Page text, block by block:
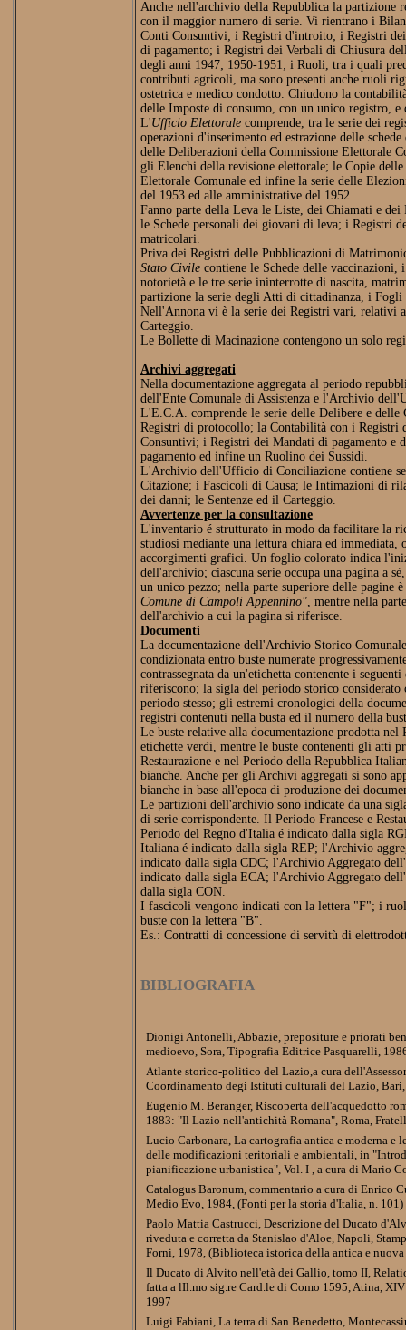
Anche nell'archivio della Repubblica la partizione
con il maggior numero di serie. Vi rientrano i
Conti Consuntivi; i Registri d'introito; i Registri
di pagamento; i Registri dei Verbali di Chiusura
degli anni 1947; 1950-1951; i Ruoli, tra i quali
contributi agricoli, ma sono presenti anche ruoli
ostetrica e medico condotto. Chiudono la
delle Imposte di consumo, con un unico registro, e
L'Ufficio Elettoralecomprende, tra le serie dei
operazioni d'inserimento ed estrazione delle
delle Deliberazioni della Commissione Elettorale
gli Elenchi della revisione elettorale; le Copie
Elettorale Comunale ed infine la serie delle
del 1953 ed alle amministrative del 1952.
Fanno parte della Leva le Liste, dei Chiamati e
le Schede personali dei giovani di leva; i Registri
matricolari.
Priva dei Registri delle Pubblicazioni di
Stato Civilecontiene le Schede delle
notorietà e le tre serie ininterrotte di nascita,
partizione la serie degli Atti di cittadinanza, i
Nell'Annona vi è la serie dei Registri vari, relativi
Carteggio.
Le Bollette di Macinazione contengono un solo
Archivi aggregati
Nella documentazione aggregata al periodo
dell'Ente Comunale di Assistenza e l'Archivio
L'E.C.A. comprende le serie delle Delibere e
Registri di protocollo; la Contabilità con i Registri
Consuntivi; i Registri dei Mandati di pagamento e
pagamento ed infine un Ruolino dei Sussidi.
L'Archivio dell'Ufficio di Conciliazione contiene
Citazione; i Fascicoli di Causa; le Intimazioni di
dei danni; le Sentenze ed il Carteggio.
Avvertenze per la consultazione
L'inventario é strutturato in modo da facilitare la
studiosi mediante una lettura chiara ed immediata,
accorgimenti grafici. Un foglio colorato indica
dell'archivio; ciascuna serie occupa una pagina a
un unico pezzo; nella parte superiore delle pagine
Comune di Campoli Appennino", mentre nella
dell'archivio a cui la pagina si riferisce.
Documenti
La documentazione dell'Archivio Storico
condizionata entro buste numerate
contrassegnata da un'etichetta contenente i
riferiscono; la sigla del periodo storico
periodo stesso; gli estremi cronologici della
registri contenuti nella busta ed il numero della
Le buste relative alla documentazione prodotta nel
etichette verdi, mentre le buste contenenti gli atti
Restaurazione e nel Periodo della Repubblica
bianche. Anche per gli Archivi aggregati si sono
bianche in base all'epoca di produzione dei
Le partizioni dell'archivio sono indicate da una
di serie corrispondente. Il Periodo Francese e
Periodo del Regno d'Italia é indicato dalla sigla
Italiana é indicato dalla sigla REP; l'Archivio
indicato dalla sigla CDC; l'Archivio Aggregato
indicato dalla sigla ECA; l'Archivio Aggregato
dalla sigla CON.
I fascicoli vengono indicati con la lettera "F"; i
buste con la lettera "B".
Es.: Contratti di concessione di servitù di
BIBLIOGRAFIA
Dionigi Antonelli, Abbazie, prepositure e priorati
medioevo, Sora, Tipografia Editrice Pasquarelli,
Atlante storico-politico del Lazio,a cura
Coordinamento degi Istituti culturali del Lazio, Bari,
Eugenio M. Beranger, Riscoperta dell'acquedotto
1883: "Il Lazio nell'antichità Romana", Roma,
Lucio Carbonara, La cartografia antica e moderna
delle modificazioni teritoriali e ambientali, in
pianificazione urbanistica", Vol. I , a cura di Mario
Catalogus Baronum, commentario a cura di Enrico
Medio Evo, 1984, (Fonti per la storia d'Italia, n. 101)
Paolo Mattia Castrucci, Descrizione del Ducato
riveduta e corretta da Stanislao d'Aloe, Napoli,
Forni, 1978, (Biblioteca istorica della antica e
Il Ducato di Alvito nell'età dei Gallio, tomo II,
fatta a lIl.mo sig.re Card.le di Como 1595, Atina,
1997
Luigi Fabiani, La terra di San Benedetto,